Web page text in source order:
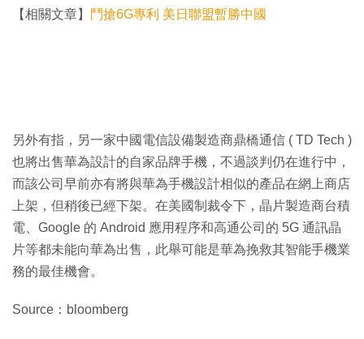
【相關文章】 鬥搶6G專利 美日聯盟暫勝中國
另外有指，另一家中國電信設備製造商鼎橋通信 ( TD Tech )
也將出售華為設計的自家品牌手機，不過談判仍在進行中，
而該公司早前亦有將與華為手機設計相似的產品在網上商店
上架，但稍後已經下架。在美國制裁令下，晶片製造商台積
電、Google 的 Android 應用程序和高通公司的 5G 通訊晶
片等都未能向華為出售，此舉可能是華為挽救其智能手機業
務的最佳機會。
Source：bloomberg